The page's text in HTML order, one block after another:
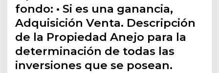
fondo: • Si es una ganancia,
Adquisición Venta. Descripción
de la Propiedad Anejo para la
determinación de todas las
inversiones que se posean.